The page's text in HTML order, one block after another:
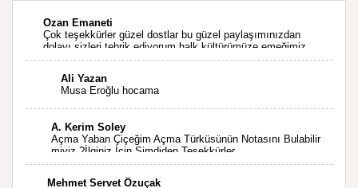
Ozan Emaneti
Çok teşekkürler güzel dostlar bu güzel paylaşımınızdan
dolayı sizleri tebrik ediyorum halk kültürümüze emeğimiz
geçti ise ne mutlu bizlere sizlerin sayesinde türkülerimiz
Ali Yazan
Musa Eroğlu hocama
A. Kerim Soley
Açma Yaban Çiçeğim Açma Türküsünün Notasını Bulabilir
miyiz ?İlginiz İçin Şimdiden Teşekkürler.
Mehmet Servet Özuçak